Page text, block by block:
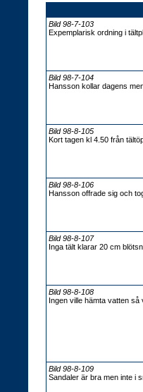
Bild 98-7-103
Expemplarisk ordning i
Bild 98-7-104
Hansson kollar dagens
Bild 98-8-105
Kort tagen kl 4.50 från
Bild 98-8-106
Hansson offrade sig och
Bild 98-8-107
Inga tält klarar 20 cm
Bild 98-8-108
Ingen ville hämta vatten så
Bild 98-8-109
Sandaler är bra men inte i